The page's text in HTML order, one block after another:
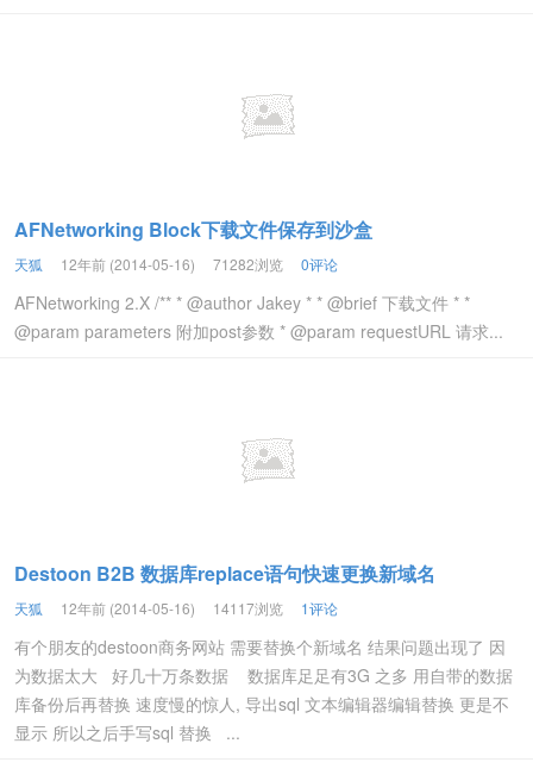
AFNetworking Block下载文件保存到沙盒
天狐 12年前 (2014-05-16) 71282浏览 0评论
AFNetworking 2.X /** * @author Jakey * * @brief 下载文件 * *
@param parameters 附加post参数 * @param requestURL 请求...
Destoon B2B 数据库replace语句快速更换新域名
天狐 12年前 (2014-05-16) 14117浏览 1评论
有个朋友的destoon商务网站 需要替换个新域名 结果问题出现了 因
为数据太大 好几十万条数据 数据库足足有3G 之多 用自带的数据
库备份后再替换 速度慢的惊人, 导出sql 文本编辑器编辑替换 更是不
显示 所以之后手写sql 替换 ...